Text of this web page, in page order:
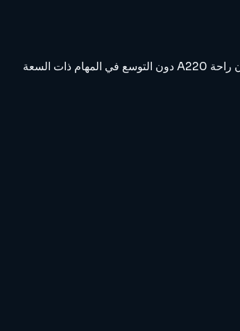
A220-100 هي عضو قيد الخدمة في عائلة Airbus A220، المعروفة بالفرع الأقصر الذي يحافظ على قدرة العائلة على المنافسة حيث تريد شركات الطيران راحة A220 دون التوسع في المهام ذات السعة